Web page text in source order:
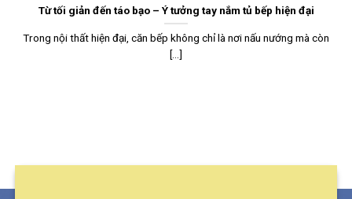
Từ tối giản đến táo bạo – Ý tưởng tay nắm tủ bếp hiện đại
Trong nội thất hiện đại, căn bếp không chỉ là nơi nấu nướng mà còn
[...]